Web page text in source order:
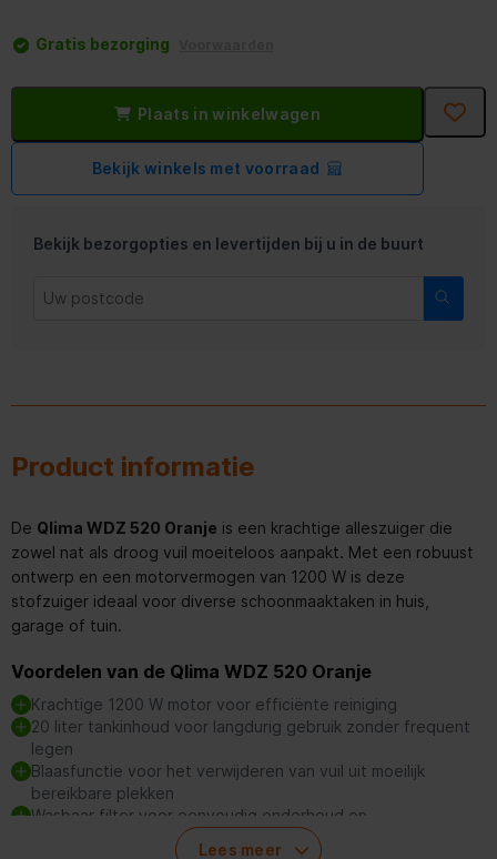
Gratis bezorging
Plaats in winkelwagen
Bekijk winkels met voorraad
Bekijk bezorgopties en levertijden bij u in de buurt
Product informatie
De Qlima WDZ 520 Oranje is een krachtige alleszuiger die
zowel nat als droog vuil moeiteloos aanpakt. Met een robuust
ontwerp en een motorvermogen van 1200 W is deze
stofzuiger ideaal voor diverse schoonmaaktaken in huis,
garage of tuin.
Voordelen van de Qlima WDZ 520 Oranje
Krachtige 1200 W motor voor efficiënte reiniging
20 liter tankinhoud voor langdurig gebruik zonder frequent
legen
Blaasfunctie voor het verwijderen van vuil uit moeilijk
bereikbare plekken
Wasbaar filter voor eenvoudig onderhoud en
Lees meer